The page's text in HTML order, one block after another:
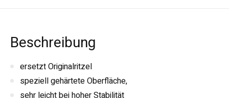
Beschreibung
ersetzt Originalritzel
speziell gehärtete Oberfläche,
sehr leicht bei hoher Stabilität